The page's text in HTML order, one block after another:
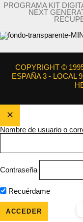
PROGRAMA KIT
NEXT
COPYRIGHT ©
ESPAÑA 3 - LOCAL
Nombre de usuario o
Contraseña
Recuérdame